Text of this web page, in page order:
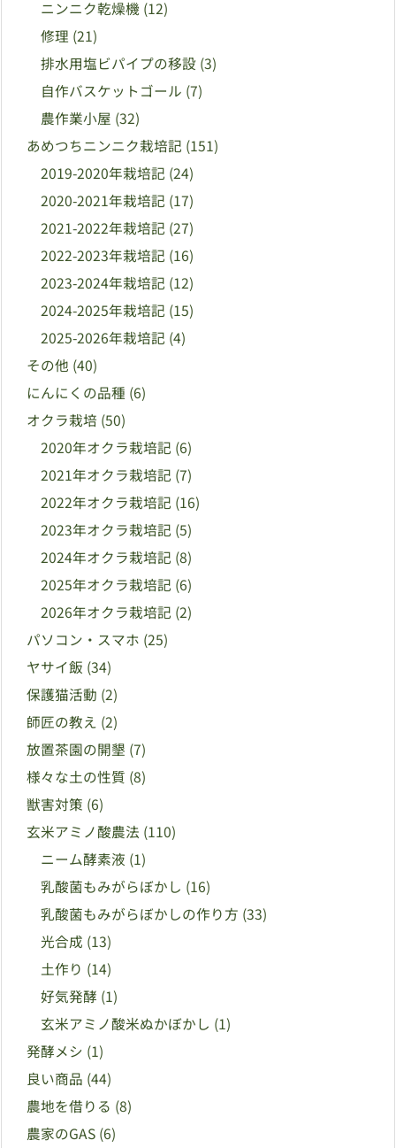
ニンニク乾燥機 (12)
修理 (21)
排水用塩ビパイプの移設 (3)
自作バスケットゴール (7)
農作業小屋 (32)
あめつちニンニク栽培記 (151)
2019-2020年栽培記 (24)
2020-2021年栽培記 (17)
2021-2022年栽培記 (27)
2022-2023年栽培記 (16)
2023-2024年栽培記 (12)
2024-2025年栽培記 (15)
2025-2026年栽培記 (4)
その他 (40)
にんにくの品種 (6)
オクラ栽培 (50)
2020年オクラ栽培記 (6)
2021年オクラ栽培記 (7)
2022年オクラ栽培記 (16)
2023年オクラ栽培記 (5)
2024年オクラ栽培記 (8)
2025年オクラ栽培記 (6)
2026年オクラ栽培記 (2)
パソコン・スマホ (25)
ヤサイ飯 (34)
保護猫活動 (2)
師匠の教え (2)
放置茶園の開墾 (7)
様々な土の性質 (8)
獣害対策 (6)
玄米アミノ酸農法 (110)
ニーム酵素液 (1)
乳酸菌もみがらぼかし (16)
乳酸菌もみがらぼかしの作り方 (33)
光合成 (13)
土作り (14)
好気発酵 (1)
玄米アミノ酸米ぬかぼかし (1)
発酵メシ (1)
良い商品 (44)
農地を借りる (8)
農家のGAS (6)